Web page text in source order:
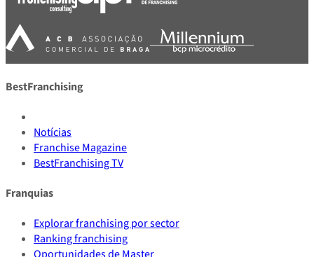
BestFranchising
Notícias
Franchise Magazine
BestFranchising TV
Franquias
Explorar franchising por sector
Ranking franchising